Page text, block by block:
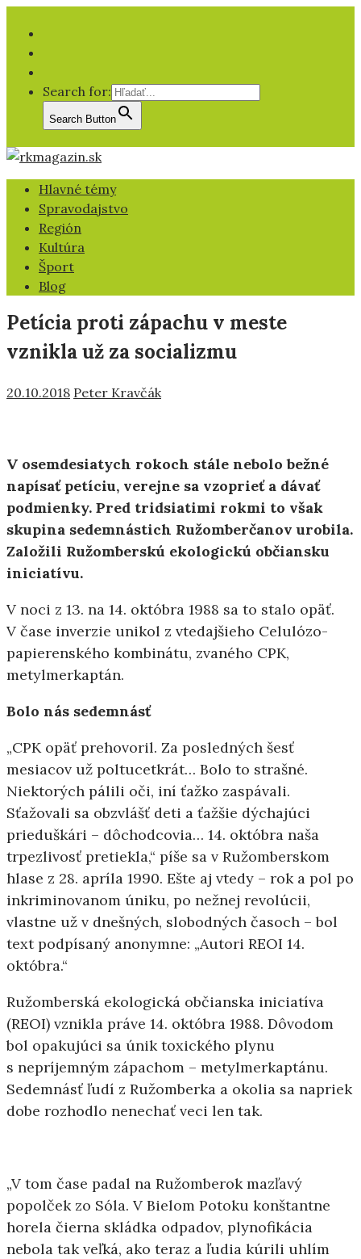
Search for:
Search Button
Hlavné témy
Spravodajstvo
Región
Kultúra
Šport
Blog
Petícia proti zápachu v meste
vznikla už za socializmu
20.10.2018 Peter Kravčák
V osemdesiatych rokoch stále nebolo bežné
napísať petíciu, verejne sa vzoprieť a dávať
podmienky. Pred tridsiatimi rokmi to však
skupina sedemnástich Ružomberčanov urobila.
Založili Ružomberskú ekologickú občiansku
iniciatívu.
V noci z 13. na 14. októbra 1988 sa to stalo opäť.
V čase inverzie unikol z vtedajšieho Celulózo-
papierenského kombinátu, zvaného CPK,
metylmerkaptán.
Bolo nás sedemnásť
„CPK opäť prehovoril. Za posledných šesť
mesiacov už poltucetkrát… Bolo to strašné.
Niektorých pálili oči, iní ťažko zaspávali.
Sťažovali sa obzvlášť deti a ťažšie dýchajúci
prieduškári – dôchodcovia… 14. októbra naša
trpezlivosť pretiekla,“ píše sa v Ružomberskom
hlase z 28. apríla 1990. Ešte aj vtedy – rok a pol po
inkriminovanom úniku, po nežnej revolúcii,
vlastne už v dnešných, slobodných časoch – bol
text podpísaný anonymne: „Autori REOI 14.
októbra.“
Ružomberská ekologická občianska iniciatíva
(REOI) vznikla práve 14. októbra 1988. Dôvodom
bol opakujúci sa únik toxického plynu
s nepríjemným zápachom – metylmerkaptánu.
Sedemnásť ľudí z Ružomberka a okolia sa napriek
dobe rozhodlo nenechať veci len tak.
„V tom čase padal na Ružomberok mazľavý
popolček zo Sóla. V Bielom Potoku konštantne
horela čierna skládka odpadov, plynofikácia
nebola tak veľká, ako teraz a ľudia kúrili uhlím